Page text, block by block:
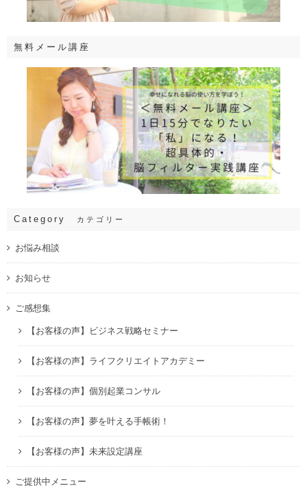
無料メール講座
Category カテゴリー
お悩み相談
お知らせ
ご感想集
【お客様の声】ビジネス戦略セミナー
【お客様の声】ライフクリエイトアカデミー
【お客様の声】個別起業コンサル
【お客様の声】夢を叶える手帳術！
【お客様の声】未来設定講座
ご提供中メニュー